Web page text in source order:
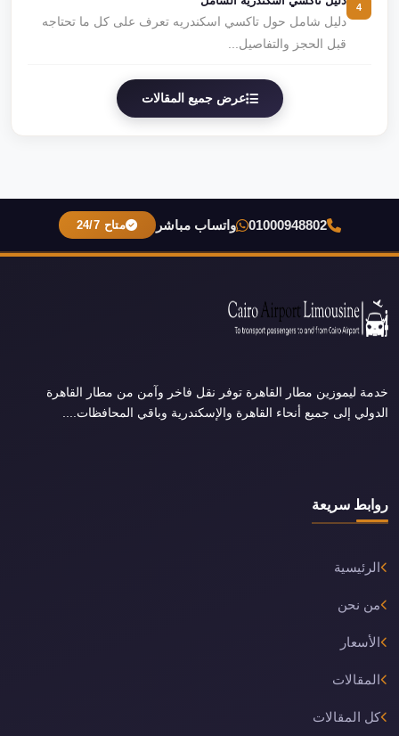
دليل شامل حول تاكسي اسكندريه تعرف على كل ما تحتاجه
قبل الحجز والتفاصيل...
عرض جميع المقالات
01000948802 واتساب مباشر متاح 24/7
خدمة ليموزين مطار القاهرة توفر نقل فاخر وآمن من مطار القاهرة
الدولي إلى جميع أنحاء القاهرة والإسكندرية وباقي المحافظات....
روابط سريعة
الرئيسية
من نحن
الأسعار
المقالات
كل المقالات